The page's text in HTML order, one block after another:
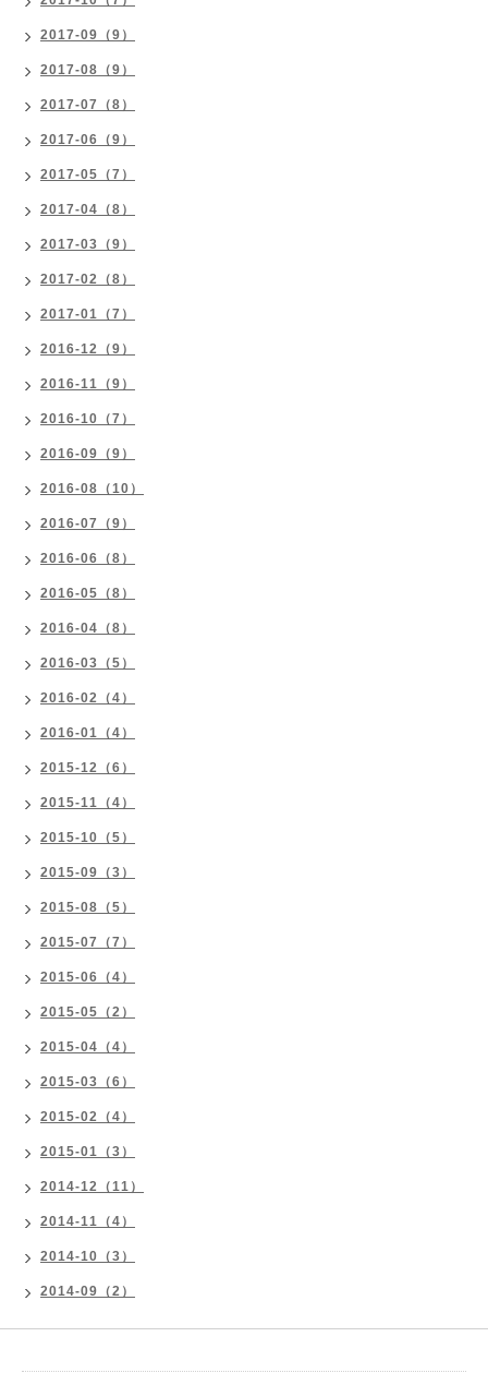
2017-09（9）
2017-08（9）
2017-07（8）
2017-06（9）
2017-05（7）
2017-04（8）
2017-03（9）
2017-02（8）
2017-01（7）
2016-12（9）
2016-11（9）
2016-10（7）
2016-09（9）
2016-08（10）
2016-07（9）
2016-06（8）
2016-05（8）
2016-04（8）
2016-03（5）
2016-02（4）
2016-01（4）
2015-12（6）
2015-11（4）
2015-10（5）
2015-09（3）
2015-08（5）
2015-07（7）
2015-06（4）
2015-05（2）
2015-04（4）
2015-03（6）
2015-02（4）
2015-01（3）
2014-12（11）
2014-11（4）
2014-10（3）
2014-09（2）